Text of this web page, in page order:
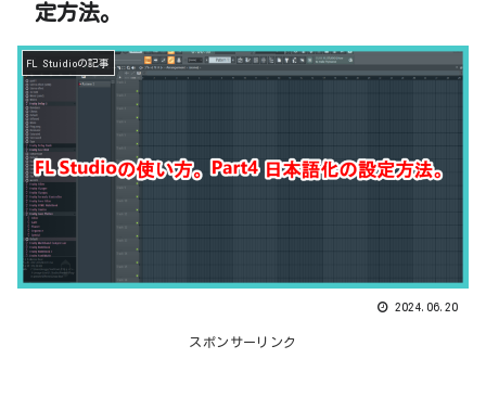
定方法。
FL Stuidioの記事
2024.06.20
スポンサーリンク